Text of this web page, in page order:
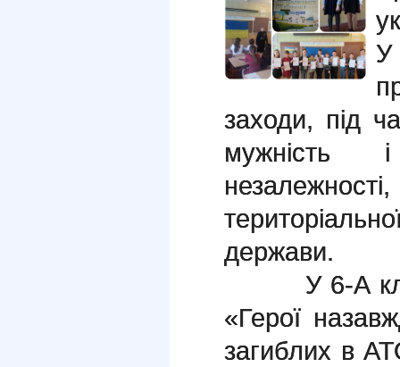
У
заходи, під
мужність
держави.
У 6-А класі
«Герої
загиблих в